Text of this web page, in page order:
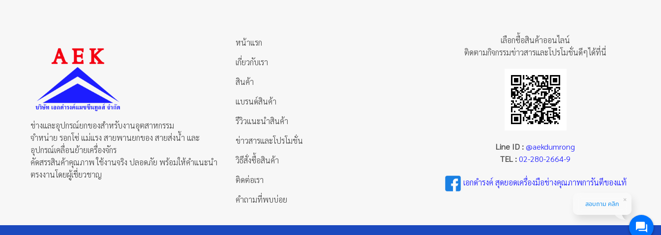
ช่างและอุปกรณ์ยกของสำหรับงานอุตสาหกรรม
จำหน่าย รอกโซ่ แม่แรง สายพานยกของ สายส่งน้ำ และ
อุปกรณ์เคลื่อนย้ายเครื่องจักร
คัดสรรสินค้าคุณภาพ ใช้งานจริง ปลอดภัย พร้อมให้คำแนะนำ
ตรงงานโดยผู้เชี่ยวชาญ
หน้าแรก
เกี่ยวกับเรา
สินค้า
แบรนด์สินค้า
รีวิวแนะนำสินค้า
ข่าวสารและโปรโมชั่น
วิธีสั่งซื้อสินค้า
ติดต่อเรา
คำถามที่พบบ่อย
เลือกซื้อสินค้าออนไลน์
ติดตามกิจกรรมข่าวสารและโปรโมชั่นดีๆได้ที่นี่
Line ID : @aekdumrong
TEL :02-280-2664-9
เอกดำรงค์ สุดยอดเครื่องมือช่างคุณภาพการันตีของแท้
สอบถาม คลิก